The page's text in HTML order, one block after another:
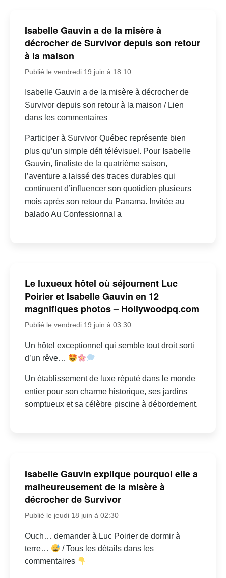
Isabelle Gauvin a de la misère à
décrocher de Survivor depuis son retour
à la maison
Publié le vendredi 19 juin à 18:10
Isabelle Gauvin a de la misère à décrocher de
Survivor depuis son retour à la maison / Lien
dans les commentaires
Participer à Survivor Québec représente bien
plus qu’un simple défi télévisuel. Pour Isabelle
Gauvin, finaliste de la quatrième saison,
l’aventure a laissé des traces durables qui
continuent d’influencer son quotidien plusieurs
mois après son retour du Panama. Invitée au
balado Au Confessionnal a
Le luxueux hôtel où séjournent Luc
Poirier et Isabelle Gauvin en 12
magnifiques photos – Hollywoodpq.com
Publié le vendredi 19 juin à 03:30
Un hôtel exceptionnel qui semble tout droit sorti
d’un rêve…
Un établissement de luxe réputé dans le monde
entier pour son charme historique, ses jardins
somptueux et sa célèbre piscine à débordement.
Isabelle Gauvin explique pourquoi elle a
malheureusement de la misère à
décrocher de Survivor
Publié le jeudi 18 juin à 02:30
Ouch… demander à Luc Poirier de dormir à
terre…
/ Tous les détails dans les
commentaires